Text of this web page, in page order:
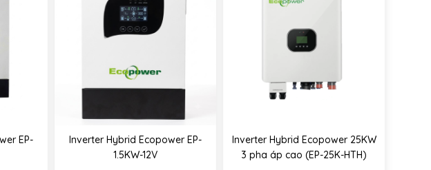
EP-
Inverter Hybrid Ecopower EP-
1.5KW-12V
Inverter Hybrid Ecopower 25KW
3 pha áp cao (EP-25K-HTH)